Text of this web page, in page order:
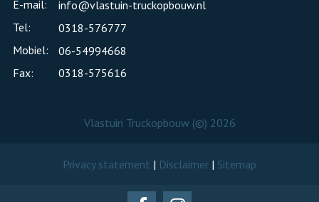
E-mail:
info@vlastuin-truckopbouw.nl
Tel:
0318-576777
Mobiel:
06-54994668
Fax:
0318-575616
Vlastuin Truckopbouw (©) 2026
Privacy statement | Disclaimer | Sitemap